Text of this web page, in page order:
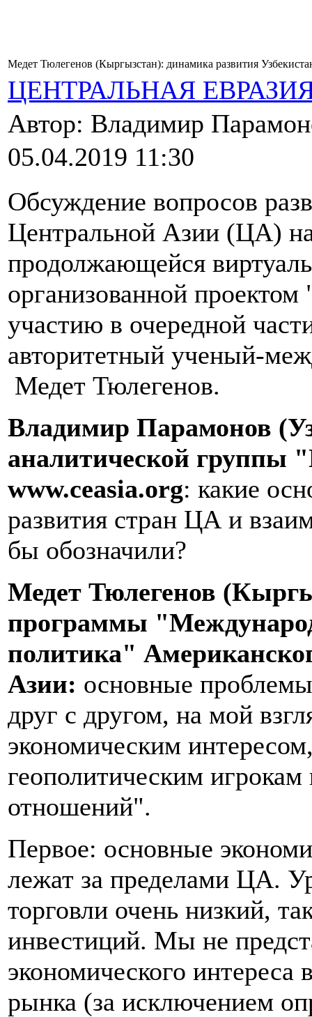
Медет Тюлегенов (Кыргызстан): динамика развития
ЦЕНТРАЛЬНАЯ
Автор: Владимир
05.04.2019 11:30
Обсуждение вопросов
Центральной Азии (ЦА)
продолжающейся
организованной
участию в очередной
авторитетный ученый-
Медет Тюлегенов.
Владимир Парамонов
аналитической группы
www.ceasia.org: какие
развития стран ЦА и
бы обозначили?
Медет Тюлегенов
программы
политика"
Азии: основные
друг с другом, на мой
экономическим
геополитическим
отношений".
Первое: основные
лежат за пределами ЦА.
торговли очень низкий,
инвестиций. Мы не
экономического интереса
рынка (за исключением